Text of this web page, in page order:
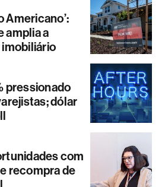
Americano’:
amplia a
pressionado
dólar
com
recompra de